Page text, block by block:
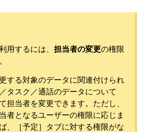
用するには、 担当者の変更の権限
する対象のデータに関連付けられ
タスク／通話のデータについて
担当者を変更できます。ただし、
者となるユーザーの権限に応じま
、［予定］タブに対する権限がな